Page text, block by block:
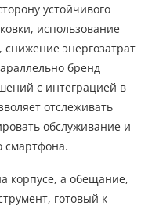
устойчивого
использование
энергозатрат
бренд
с интеграцией в
отслеживать
обслуживание и
смартфона.
корпусе, а обещание,
готовый к